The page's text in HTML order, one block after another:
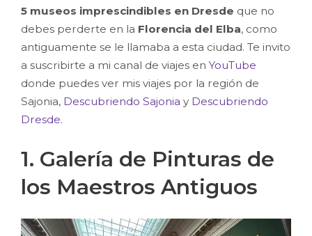
5 museos imprescindibles en Dresde que no
debes perderte en la Florencia del Elba, como
antiguamente se le llamaba a esta ciudad. Te invito
a suscribirte a mi canal de viajes enYouTube
donde puedes ver mis viajes por la región de
Sajonia, Descubriendo Sajonia y Descubriendo
Dresde.
1. Galería de Pinturas de
los Maestros Antiguos